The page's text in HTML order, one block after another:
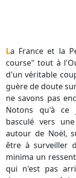
La France et la Péninsule Ibérique sont en "bout de
course" tout à
d'un véritable
guère de doute
ne savons pas
Notons qu'à ce
basculé vers
autour de Noël,
être à surveiller
minima un
qui n'est pas